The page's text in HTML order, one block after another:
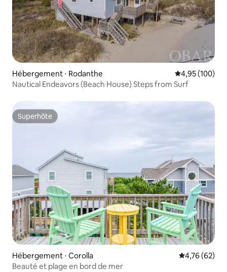
Hébergement ⋅ Rodanthe Évaluation
4,95 (100)
Nautical Endeavors (Beach House) Steps from Surf
Superhôte
Superhôte
Hébergement ⋅ Corolla Évaluation
4,76 (62)
Beauté et plage en bord de mer